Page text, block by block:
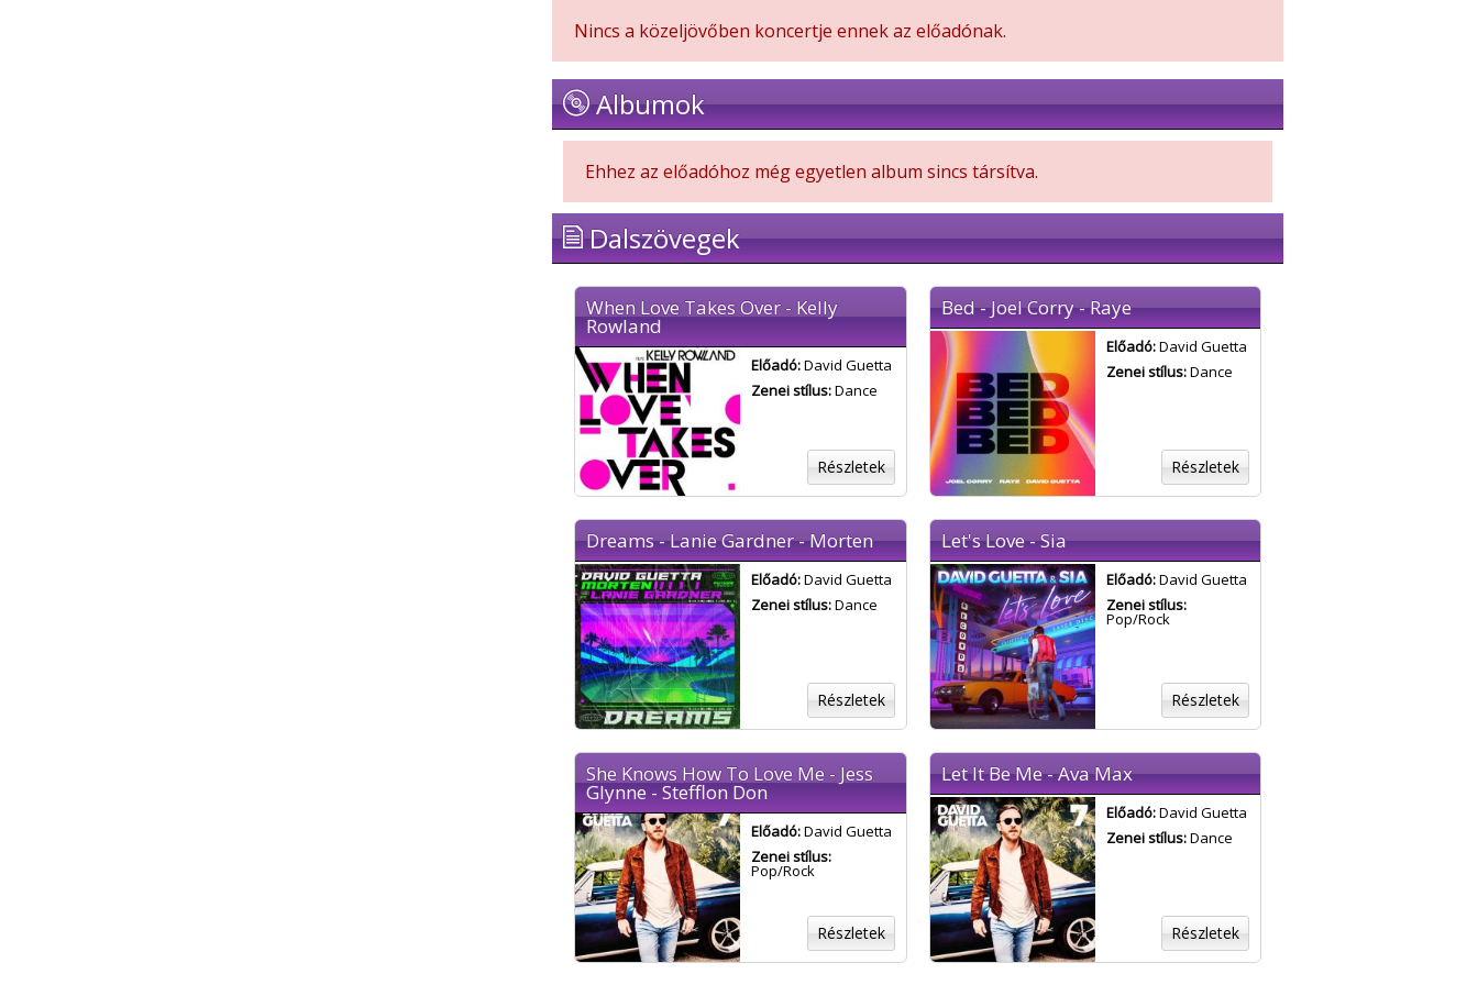
Nincs a közeljövőben koncertje ennek az előadónak.
Albumok
Ehhez az előadóhoz még egyetlen album sincs társítva.
Dalszövegek
When Love Takes Over - Kelly
Rowland
Előadó:David Guetta
Zenei stílus:Dance
Részletek
Bed - Joel Corry - Raye
Előadó:David Guetta
Zenei stílus:Dance
Részletek
Dreams - Lanie Gardner - Morten
Előadó:David Guetta
Zenei stílus:Dance
Részletek
Let's Love - Sia
Előadó:David Guetta
Zenei stílus:
Pop/Rock
Részletek
She Knows How To Love Me - Jess
Glynne - Stefflon Don
Előadó:David Guetta
Zenei stílus:
Pop/Rock
Részletek
Let It Be Me - Ava Max
Előadó:David Guetta
Zenei stílus:Dance
Részletek